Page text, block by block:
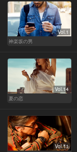
Vol.1
神楽坂の男
Vol.14
夏の恋
Vol.11